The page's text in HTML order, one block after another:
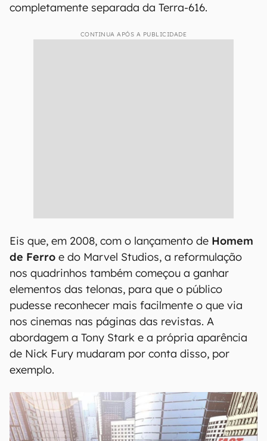
completamente separada da Terra-616.
CONTINUA APÓS A PUBLICIDADE
Eis que, em 2008, com o lançamento de Homem
de Ferro e do Marvel Studios, a reformulação
nos quadrinhos também começou a ganhar
elementos das telonas, para que o público
pudesse reconhecer mais facilmente o que via
nos cinemas nas páginas das revistas. A
abordagem a Tony Stark e a própria aparência
de Nick Fury mudaram por conta disso, por
exemplo.